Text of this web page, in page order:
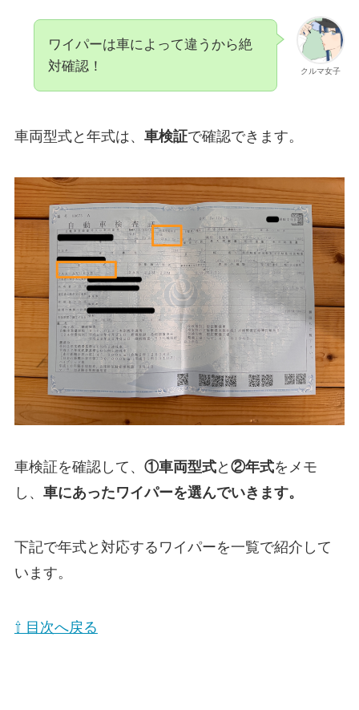
クルマ女子
ワイパーは車によって違うから絶
対確認！
車両型式と年式は、 車検証で確認できます。
車検証を確認して、 ①車両型式と ②年式をメモ
し、 車にあったワイパーを選んでいきます。
下記で年式と対応するワイパーを一覧で紹介して
います。
⇧ 目次へ戻る